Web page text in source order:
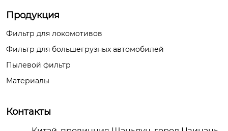
231 мм.
Продукция
Фильтр для локомотивов
Фильтр для большегрузных автомобилей
Пылевой фильтр
Материалы
Контакты